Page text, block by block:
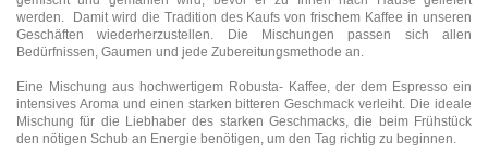
werden. Damit wird die Tradition des Kaufs von frischem Kaffee in unseren
Geschäften wiederherzustellen. Die Mischungen passen sich allen
Bedürfnissen, Gaumen und jede Zubereitungsmethode an.
Eine Mischung aus hochwertigem Robusta- Kaffee, der dem Espresso ein
intensives Aroma und einen starken bitteren Geschmack verleiht. Die ideale
Mischung für die Liebhaber des starken Geschmacks, die beim Frühstück
den nötigen Schub an Energie benötigen, um den Tag richtig zu beginnen.